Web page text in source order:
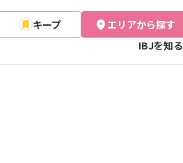
キープ エリアから探す
IBJを知る